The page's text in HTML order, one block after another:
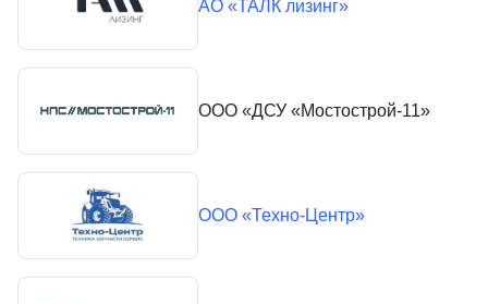
АО «ТАЛК лизинг»
ООО «ДСУ «Мостострой-11»
ООО «Техно-Центр»